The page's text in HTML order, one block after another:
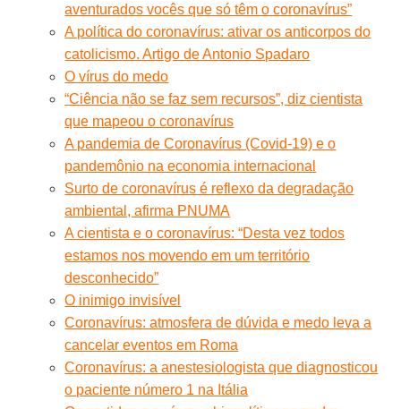
aventurados vocês que só têm o coronavírus”
A política do coronavírus: ativar os anticorpos do
catolicismo. Artigo de Antonio Spadaro
O vírus do medo
“Ciência não se faz sem recursos”, diz cientista
que mapeou o coronavírus
A pandemia de Coronavírus (Covid-19) e o
pandemônio na economia internacional
Surto de coronavírus é reflexo da degradação
ambiental, afirma PNUMA
A cientista e o coronavírus: “Desta vez todos
estamos nos movendo em um território
desconhecido”
O inimigo invisível
Coronavírus: atmosfera de dúvida e medo leva a
cancelar eventos em Roma
Coronavírus: a anestesiologista que diagnosticou
o paciente número 1 na Itália